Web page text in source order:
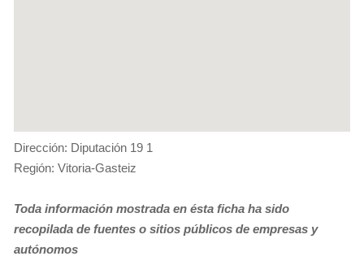
Dirección: Diputación 19 1
Región: Vitoria-Gasteiz
Toda información mostrada en ésta ficha ha sido
recopilada de fuentes o sitios públicos de empresas y
autónomos